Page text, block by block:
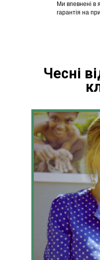
Ми впевнені в
гарантія на
Чесні